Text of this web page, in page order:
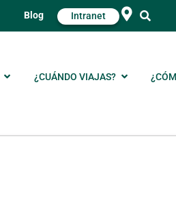
Blog Intranet
¿CUÁNDO VIAJAS?